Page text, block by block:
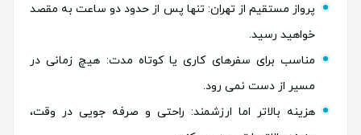
پرواز مستقیم از تهران: تنها پس از حدود دو ساعت به مقصد
خواهید رسید.
مناسب برای سفرهای کاری یا کوتاه مدت: هیچ زمانی در
مسیر از دست نمی رود.
هزینه بالاتر اما ارزشمند: راحتی و صرفه جویی در وقت،